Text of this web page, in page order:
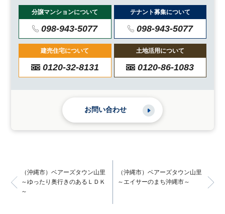
分譲マンションについて
098-943-5077
テナント募集について
098-943-5077
建売住宅について
0120-32-8131
土地活用について
0120-86-1083
お問い合わせ
（沖縄市）ベアーズタウン山里
～ゆったり奥行きのあるＬＤＫ
～
（沖縄市）ベアーズタウン山里
～エイサーのまち沖縄市～